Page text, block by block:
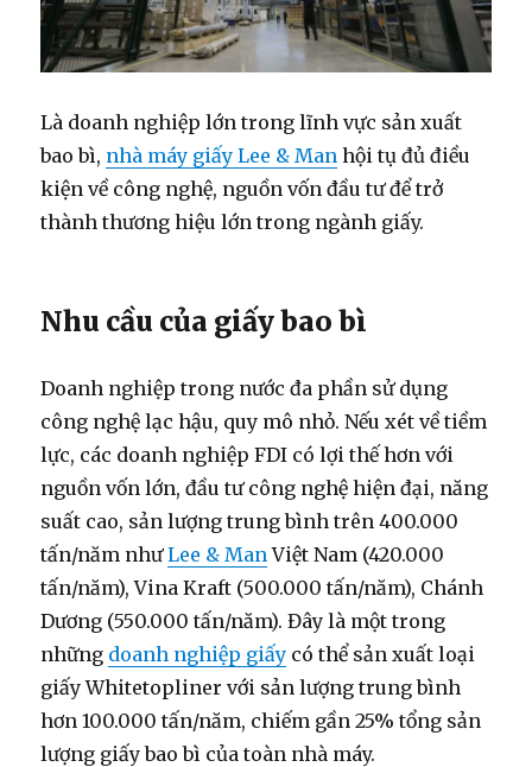
Là doanh nghiệp lớn trong lĩnh vực sản xuất
bao bì, nhà máy giấy Lee & Man hội tụ đủ điều
kiện về công nghệ, nguồn vốn đầu tư để trở
thành thương hiệu lớn trong ngành giấy.
Nhu cầu của giấy bao bì
Doanh nghiệp trong nước đa phần sử dụng
công nghệ lạc hậu, quy mô nhỏ. Nếu xét về tiềm
lực, các doanh nghiệp FDI có lợi thế hơn với
nguồn vốn lớn, đầu tư công nghệ hiện đại, năng
suất cao, sản lượng trung bình trên 400.000
tấn/năm nhưLee & Man Việt Nam (420.000
tấn/năm), Vina Kraft (500.000 tấn/năm), Chánh
Dương (550.000 tấn/năm). Đây là một trong
những doanh nghiệp giấy có thể sản xuất loại
giấy Whitetopliner với sản lượng trung bình
hơn 100.000 tấn/năm, chiếm gần 25% tổng sản
lượng giấy bao bì của toàn nhà máy.